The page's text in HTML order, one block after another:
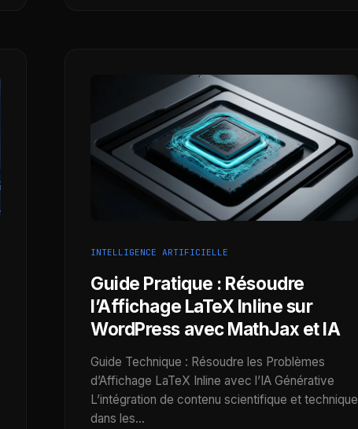
INTELLIGENCE ARTIFICIELLE
Guide Pratique : Résoudre
l’Affichage LaTeX Inline sur
WordPress avec MathJax et IA
Guide Technique : Résoudre les Problèmes
d’Affichage LaTeX Inline avec l’IA Générative
L’intégration de contenu scientifique et technique
dans les…